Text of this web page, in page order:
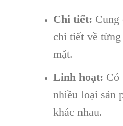
Chi tiết: Cung
chi tiết về
mặt.
Linh hoạt: Có
nhiều loại sản
khác nhau.